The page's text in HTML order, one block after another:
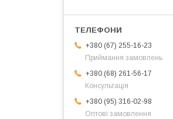
+380 (67) 255-16-23
Приймання замовлень
+380 (68) 261-56-17
Консультація
+380 (95) 316-02-98
Оптові замовлення